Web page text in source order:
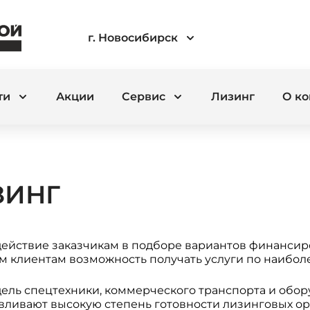
г. Новосибирск
Акции Сервис Лизинг О
заказчикам в подборе вариантов
возможность получать услуги по
спецтехники, коммерческого транспорта и
высокую степень готовности лизинговых